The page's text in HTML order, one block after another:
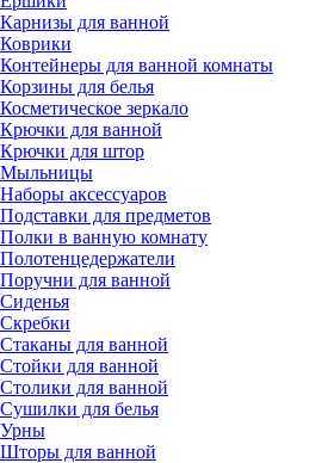
Карнизы для ванной
Коврики
Контейнеры для ванной комнаты
Корзины для белья
Косметическое зеркало
Крючки для ванной
Крючки для штор
Мыльницы
Наборы аксессуаров
Подставки для предметов
Полки в ванную комнату
Полотенцедержатели
Поручни для ванной
Сиденья
Скребки
Стаканы для ванной
Стойки для ванной
Столики для ванной
Сушилки для белья
Урны
Шторы для ванной